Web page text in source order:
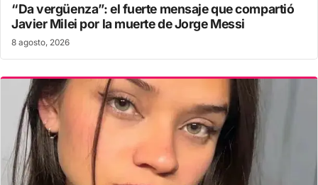
“Da vergüenza”: el fuerte mensaje que compartió
Javier Milei por la muerte de Jorge Messi
8 agosto, 2026